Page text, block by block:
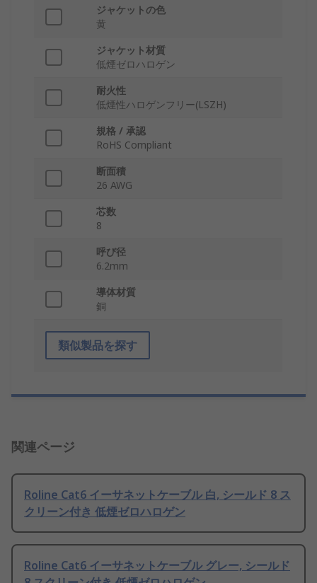
ジャケットの色
黄
ジャケット材質
低煙ゼロハロゲン
耐火性
低煙性ハロゲンフリー(LSZH)
規格 / 承認
RoHS Compliant
断面積
26 AWG
芯数
8
呼び径
6.2mm
導体材質
銅
類似製品を探す
関連ページ
Roline Cat6 イーサネットケーブル 白, シールド 8 ス
クリーン付き 低煙ゼロハロゲン
Roline Cat6 イーサネットケーブル グレー, シールド